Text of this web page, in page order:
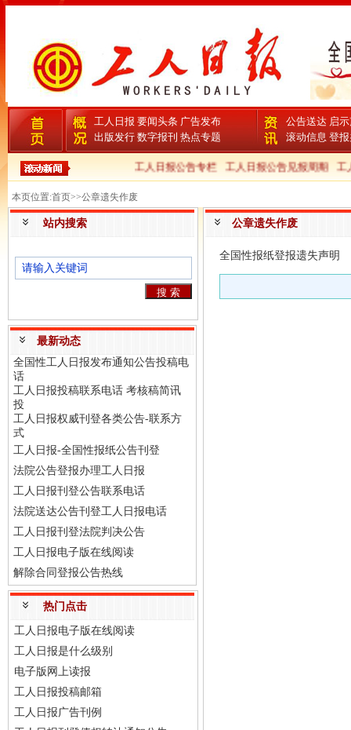
工人日报 要闻头条 广告发布
出版发行 数字报刊 热点专题
公告送达 启
滚动信息 登
工人日报公告专栏 工人日报公告见报周期 工
本页位置:首页>>公章遗失作废
站内搜索
最新动态
全国性工人日报发布通知公告投稿电
话
工人日报投稿联系电话 考核稿简讯
投
工人日报权威刊登各类公告-联系方
式
工人日报-全国性报纸公告刊登
法院公告登报办理工人日报
工人日报刊登公告联系电话
法院送达公告刊登工人日报电话
工人日报刊登法院判决公告
工人日报电子版在线阅读
解除合同登报公告热线
热门点击
工人日报电子版在线阅读
工人日报是什么级别
电子版网上读报
工人日报投稿邮箱
工人日报广告刊例
公章遗失作废
全国性报纸登报遗失声明